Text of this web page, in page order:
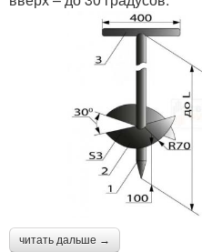
читать дальше →